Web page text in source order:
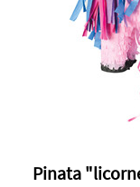
Pinata